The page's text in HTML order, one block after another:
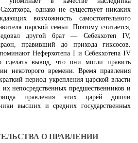
однако не существует никаких
возможность самостоятельного
царской семьи. Поэтому считается,
другой брат — Себекхотеп IV,
правивший до прихода гиксосов.
Неферхотепа I и Себекхотепа IV
сделать вывод, что они могли править
некоторого времени. Время правления
период укрепления царской власти
непосредственных предшественников и
правления этих царей дошли
высших и средних государственных
О ПРАВЛЕНИИ